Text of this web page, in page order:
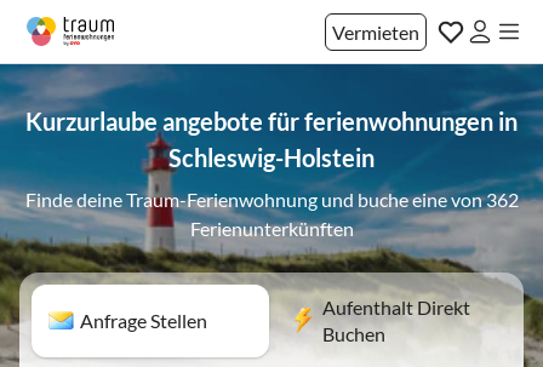
Vermieten
Kurzurlaube angebote für ferienwohnungen in
Schleswig-Holstein
Finde deine Traum-Ferienwohnung und buche eine von 362
Ferienunterkünften
Anfrage Stellen
Aufenthalt Direkt
Buchen